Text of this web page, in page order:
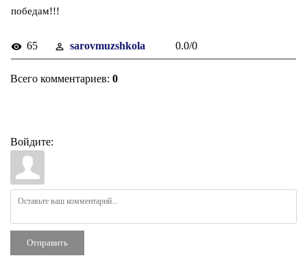
победам!!!
65 sarovmuzshkola 0.0/0
Всего комментариев: 0
Войдите:
Отправить